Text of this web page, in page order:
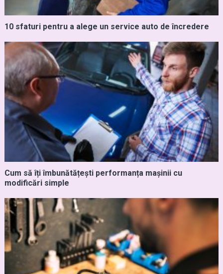
10 sfaturi pentru a alege un service auto de încredere
Cum să îți îmbunătățești performanța mașinii cu
modificări simple